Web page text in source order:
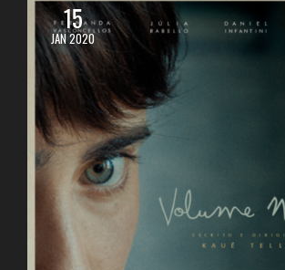
15
JAN 2020